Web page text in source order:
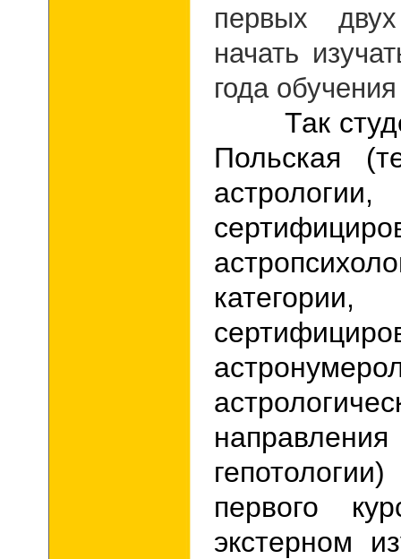
первых
начать
года
Так
Польская
астрологии,
категории,
первого
экстерном